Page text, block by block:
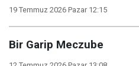
19 Temmuz 2026 Pazar 12:15
Bir Garip Meczube